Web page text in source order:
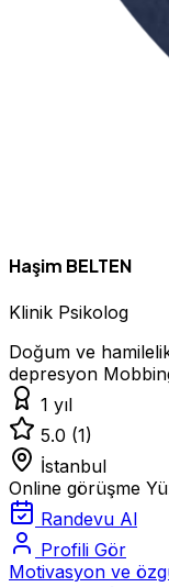
Haşim BELTEN
Klinik Psikolog
Doğum ve
depresyon
1 yıl
5.0 (1)
İstanbul
Online görüşme
Randevu Al
Profili Gör
Motivasyon ve